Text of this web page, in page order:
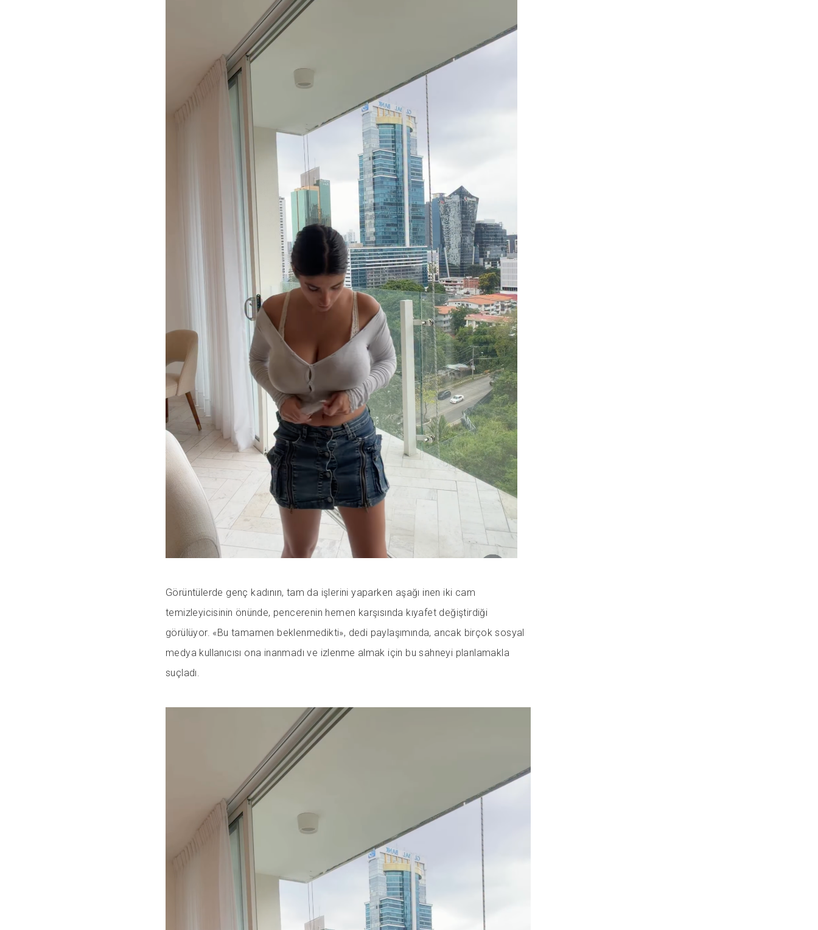
Görüntülerde genç kadının, tam da işlerini yaparken aşağı inen iki cam
temizleyicisinin önünde, pencerenin hemen karşısında kıyafet değiştirdiği
görülüyor. «Bu tamamen beklenmedikti», dedi paylaşımında, ancak birçok sosyal
medya kullanıcısı ona inanmadı ve izlenme almak için bu sahneyi planlamakla
suçladı.